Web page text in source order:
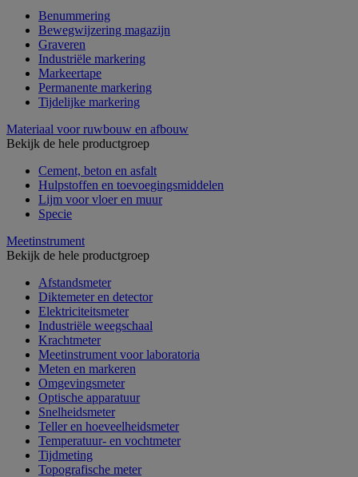
Benummering
Bewegwijzering magazijn
Graveren
Industriële markering
Markeertape
Permanente markering
Tijdelijke markering
Materiaal voor ruwbouw en afbouw
Bekijk de hele productgroep
Cement, beton en asfalt
Hulpstoffen en toevoegingsmiddelen
Lijm voor vloer en muur
Specie
Meetinstrument
Bekijk de hele productgroep
Afstandsmeter
Diktemeter en detector
Elektriciteitsmeter
Industriële weegschaal
Krachtmeter
Meetinstrument voor laboratoria
Meten en markeren
Omgevingsmeter
Optische apparatuur
Snelheidsmeter
Teller en hoeveelheidsmeter
Temperatuur- en vochtmeter
Tijdmeting
Topografische meter